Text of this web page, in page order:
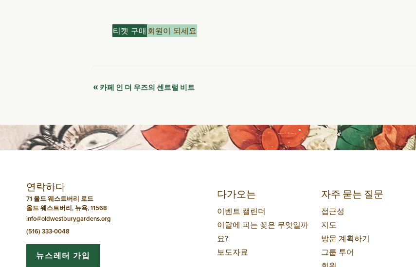
티켓 구매 회원이 되세요
이
트
네
게
이
션
« 카페 인 더 우즈의 센트럴 비트
연락하다
71 올드 웨스트버리 로드
올드 웨스트버리, 뉴욕, 11568
info@oldwestburygardens.org
(516) 333-0048
뉴스레터 가입
다가오는
이벤트 캘린더
이달에 피는 꽃은 무엇일까
요?
보도자료
자주 묻는 질문
접근성
지도
방문 계획하기
그룹 투어